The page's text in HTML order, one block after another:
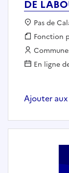
DE
Pas de
Fonction
Fonction
En ligne
Ajouter